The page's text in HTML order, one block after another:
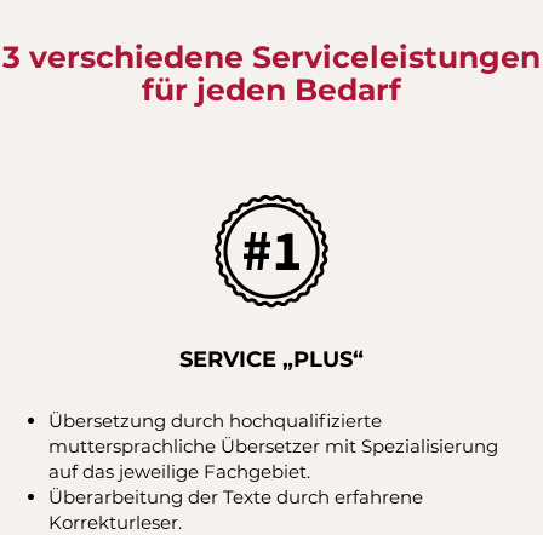
3 verschiedene Serviceleistungen
für jeden Bedarf
SERVICE „PLUS“
Übersetzung durch hochqualifizierte
muttersprachliche Übersetzer mit Spezialisierung
auf das jeweilige Fachgebiet.
Überarbeitung der Texte durch erfahrene
Korrekturleser.